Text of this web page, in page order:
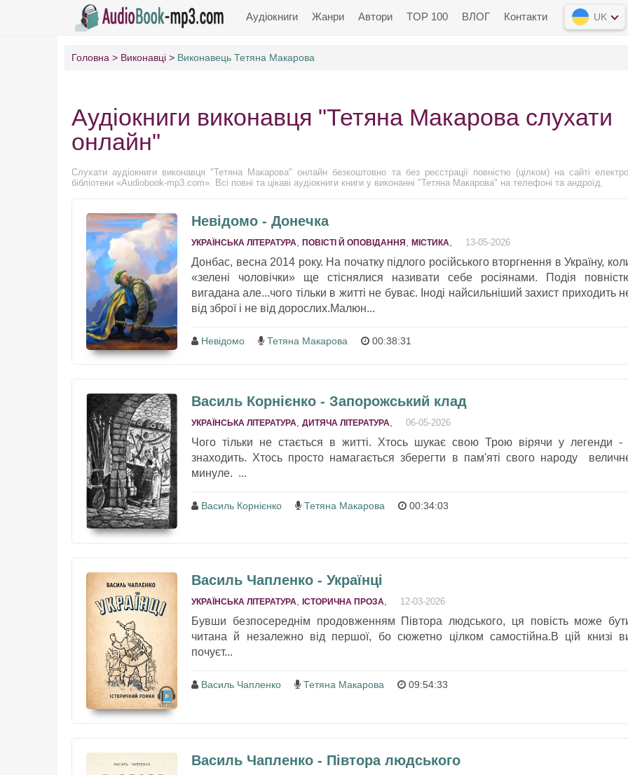
Аудіокниги Жанри Автори TOP 100 ВЛОГ Контакти UK
Головна Виконавці Виконавець Тетяна Макарова
Аудіокниги виконавця "Тетяна Макарова слухати
онлайн"
Слухати аудіокниги виконавця "Тетяна Макарова" онлайн безкоштовно та без реєстрації повністю (цілком) на сайті
бібліотеки «Audiobook-mp3.com». Всі повні та цікаві аудіокниги книги у виконанні "Тетяна Макарова" на телефоні та андроїд.
Невідомо - Донечка
УКРАЇНСЬКА ЛІТЕРАТУРА ПОВІСТІ Й ОПОВІДАННЯ МІСТИКА 13-05-2026
Донбас, весна 2014 року. На початку підлого російського вторгнення в Україну,
«зелені чоловічки» ще стіснялися називати себе росіянами. Подія
вигадана але...чого тільки в житті не буває. Іноді найсильніший захист приходить
від зброї і не від дорослих.Малюн...
Невідомо Тетяна Макарова 00:38:31
Василь Корнієнко - Запорожський клад
УКРАЇНСЬКА ЛІТЕРАТУРА ДИТЯЧА ЛІТЕРАТУРА 06-05-2026
Чого тільки не стається в житті. Хтось шукає свою Трою вірячи у легенди -
знаходить. Хтось просто намагається зберегти в пам'яті свого народу
минуле. ...
Василь Корнієнко Тетяна Макарова 00:34:03
Василь Чапленко - Українці
УКРАЇНСЬКА ЛІТЕРАТУРА ІСТОРИЧНА ПРОЗА 12-03-2026
Бувши безпосереднім продовженням Півтора людського, ця повість може
читана й незалежно від першої, бо сюжетно цілком самостійна.В цій книзі
почуєт...
Василь Чапленко Тетяна Макарова 09:54:33
Василь Чапленко - Півтора людського